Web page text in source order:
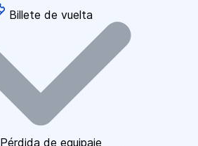
Billete de vuelta
Pérdida de equipaje